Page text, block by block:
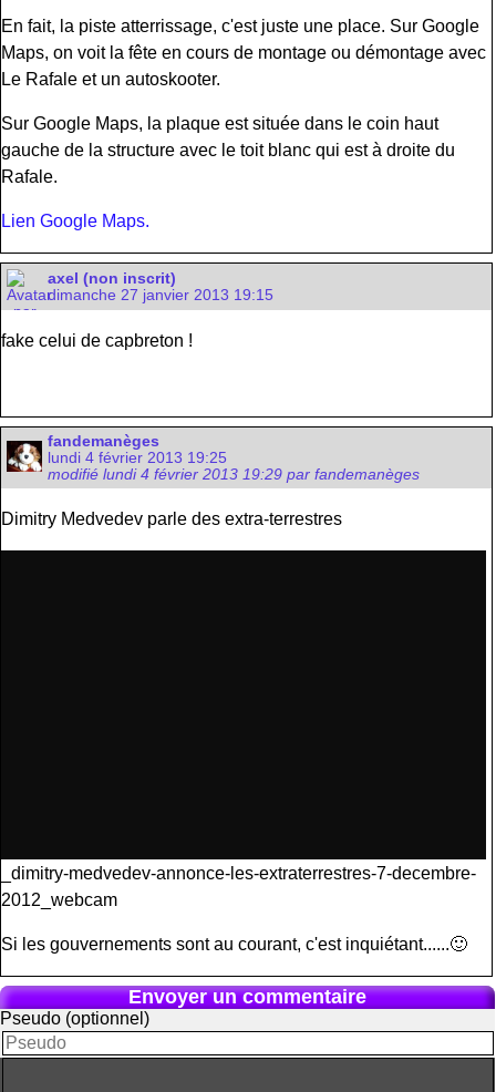
En fait, la piste atterrissage, c'est juste une place. Sur Google
Maps, on voit la fête en cours de montage ou démontage avec
Le Rafale et un autoskooter.
Sur Google Maps, la plaque est située dans le coin haut
gauche de la structure avec le toit blanc qui est à droite du
Rafale.
Lien Google Maps.
axel (non inscrit)
dimanche 27 janvier 2013 19:15
fake celui de capbreton !
fandemanèges
lundi 4 février 2013 19:25
modifié lundi 4 février 2013 19:29 par fandemanèges
Dimitry Medvedev parle des extra-terrestres
_dimitry-medvedev-annonce-les-extraterrestres-7-decembre-
2012_webcam
Si les gouvernements sont au courant, c'est inquiétant......🙂
Envoyer un commentaire
Pseudo (optionnel)